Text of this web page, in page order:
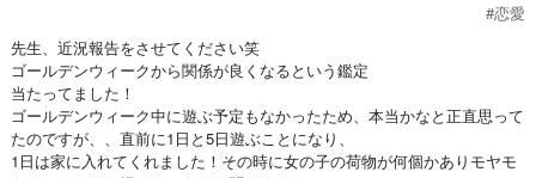
#恋愛
先生、近況報告をさせてください笑
ゴールデンウィークから関係が良くなるという鑑定
当たってました！
ゴールデンウィーク中に遊ぶ予定もなかったため、本当かなと正直思って
たのですが、、直前に1日と5日遊ぶことになり、
1日は家に入れてくれました！その時に女の子の荷物が何個かありモヤモ